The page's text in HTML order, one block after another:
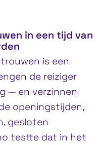
in een tijd van
is een
de reiziger
— en verzinnen
openingstijden,
gesloten
testte dat in het